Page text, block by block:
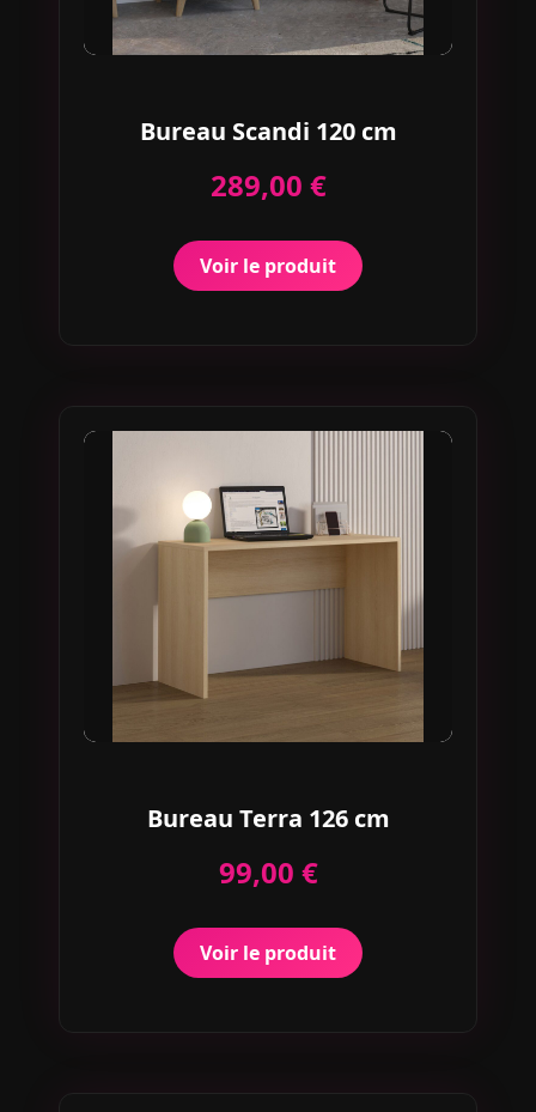
Bureau Scandi 120 cm
289,00 €
Voir le produit
Bureau Terra 126 cm
99,00 €
Voir le produit